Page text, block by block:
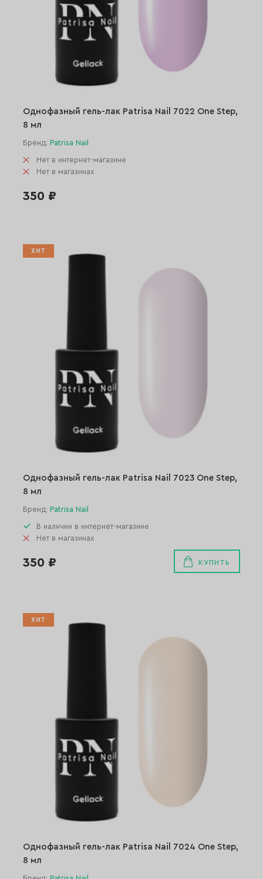
Однофазный гель-лак Patrisa Nail 7022 One Step,
8 мл
Бренд: Patrisa Nail
Нет в интернет-магазине
Нет в магазинах
350 ₽
ХИТ
Однофазный гель-лак Patrisa Nail 7023 One Step,
8 мл
Бренд: Patrisa Nail
В наличии в интернет-магазине
Нет в магазинах
350 ₽ КУПИТЬ
ХИТ
Однофазный гель-лак Patrisa Nail 7024 One Step,
8 мл